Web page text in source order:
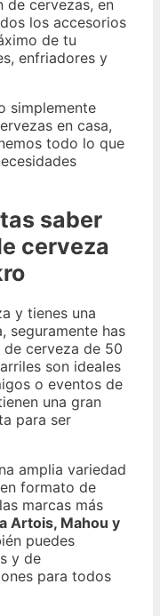
de cervezas, en
los accesorios
de tu
enfriadores y
simplemente
en casa,
todo lo que
saber
cerveza
y tienes una
seguramente has
cerveza de 50
son ideales
o eventos de
una gran
para ser
amplia variedad
formato de
marcas más
Artois, Mahou y
puedes
y de
para todos